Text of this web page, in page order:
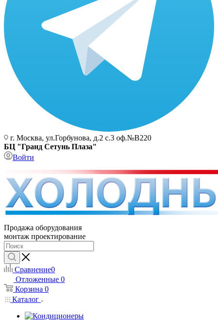
г. Москва, ул.Горбунова, д.2 с.3 оф.№В220
БЦ "Гранд Сетунь Плаза"
Войти
Продажа оборудования
монтаж проектирование
Сравнение0
Отложенные 0
Корзина 0
Каталог